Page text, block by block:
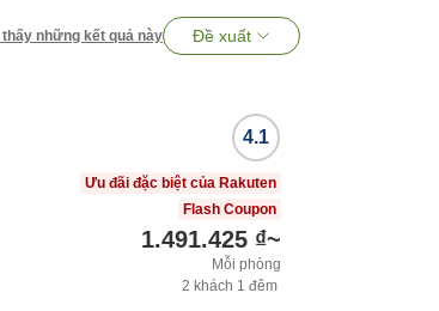
thấy những kết quả này Đề xuất
4.1
Ưu đãi đặc biệt của Rakuten
Flash Coupon
1.491.425 ₫~
Mỗi phòng
2 khách 1 đêm